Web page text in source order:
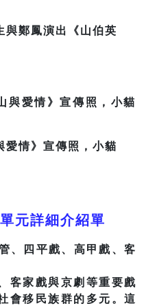
與鄭鳳演出《山伯英
愛情》宣傳照，小貓
元詳細介紹單
四平戲、高甲戲、客
客家戲與京劇等重要戲
會移民族群的多元。這